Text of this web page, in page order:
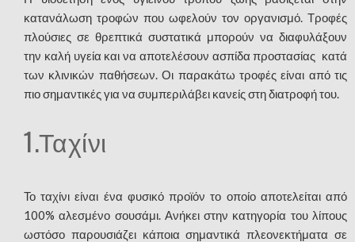
κατανάλωση τροφών που ωφελούν τον οργανισμό. Τροφές
πλούσιες σε θρεπτικά συστατικά μπορούν να διαφυλάξουν
την καλή υγεία και να αποτελέσουν ασπίδα προστασίας κατά
των κλινικών παθήσεων. Οι παρακάτω τροφές είναι από τις
πιο σημαντικές για να συμπεριλάβει κανείς στη διατροφή του.
1.Ταχίνι
Το ταχίνι είναι ένα φυσικό προϊόν το οποίο αποτελείται από
100% αλεσμένο σουσάμι. Ανήκει στην κατηγορία του λίπους
ωστόσο παρουσιάζει κάποια σημαντικά πλεονεκτήματα σε